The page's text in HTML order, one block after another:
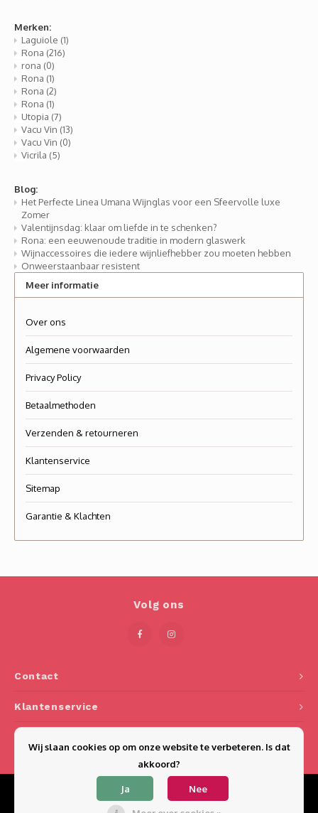
Merken:
Laguiole (1)
Rona (216)
rona (0)
Rona (1)
Rona (2)
Rona (1)
Utopia (7)
Vacu Vin (13)
Vacu Vin (0)
Vicrila (5)
Blog:
Het Perfecte Linea Umana Wijnglas voor een Sfeervolle luxe
Zomer
Valentijnsdag: klaar om liefde in te schenken?
Rona: een eeuwenoude traditie in modern glaswerk
Wijnaccessoires die iedere wijnliefhebber zou moeten hebben
Onweerstaanbaar resistent
Meer informatie
Over ons
Algemene voorwaarden
Privacy Policy
Betaalmethoden
Verzenden & retourneren
Klantenservice
Sitemap
Garantie & Klachten
Contact
Volg ons
Klantenservice
Mijn account
Wij slaan cookies op om onze website te verbeteren. Is dat
akkoord?
Ja Nee